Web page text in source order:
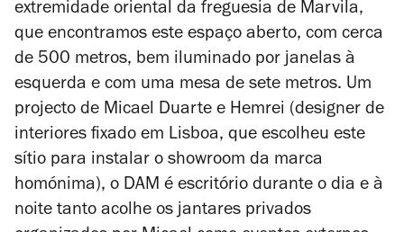
extremidade oriental da freguesia de Marvila,
que encontramos este espaço aberto, com cerca
de 500 metros, bem iluminado por janelas à
esquerda e com uma mesa de sete metros. Um
projecto de Micael Duarte e Hemrei (designer de
interiores fixado em Lisboa, que escolheu este
sítio para instalar o showroom da marca
homónima), o DAM é escritório durante o dia e à
noite tanto acolhe os jantares privados